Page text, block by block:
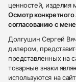
ценностей, изделия
Осмотр
согласованию с
Долгушин Сергей
дилером,
представленных на
товарные знаки
используются на